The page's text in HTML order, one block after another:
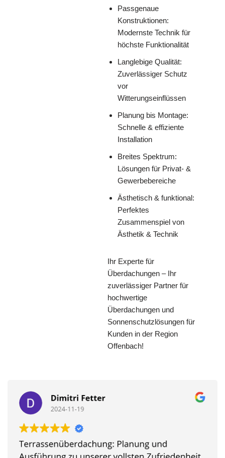
Passgenaue
Konstruktionen:
Modernste Technik für
höchste Funktionalität
Langlebige Qualität:
Zuverlässiger Schutz
vor
Witterungseinflüssen
Planung bis Montage:
Schnelle & effiziente
Installation
Breites Spektrum:
Lösungen für Privat- &
Gewerbebereiche
Ästhetisch & funktional:
Perfektes
Zusammenspiel von
Ästhetik & Technik
Ihr Experte für
Überdachungen – Ihr
zuverlässiger Partner für
hochwertige
Überdachungen und
Sonnenschutzlösungen für
Kunden in der Region
Offenbach!